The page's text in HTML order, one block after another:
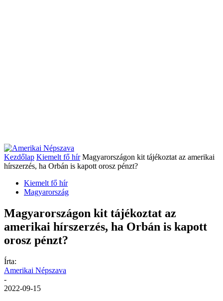
Kezdőlap Kiemelt fő hír Magyarországon kit tájékoztat az amerikai
hírszerzés, ha Orbán is kapott orosz pénzt?
Kiemelt fő hír
Magyarország
Magyarországon kit tájékoztat az
amerikai hírszerzés, ha Orbán is kapott
orosz pénzt?
Írta:
Amerikai Népszava
-
2022-09-15